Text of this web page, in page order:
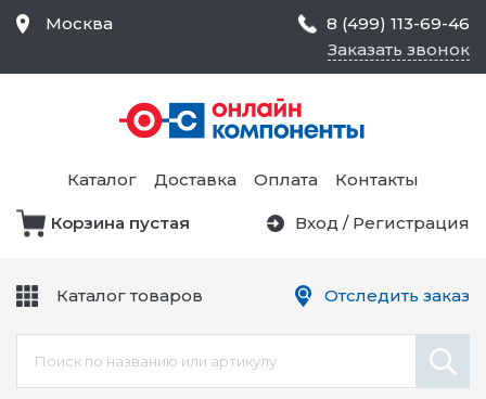
Москва
8 (499) 113-69-46
Заказать звонок
Каталог Доставка Оплата Контакты
Корзина пустая Вход / Регистрация
Каталог товаров
Средства Контроля
Статического
Электричества и
Безопасности,
Товары для Чистых
Цепи
Отследить заказ